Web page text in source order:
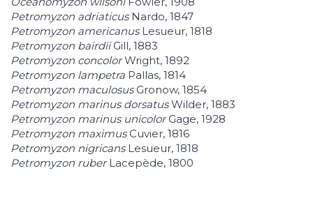
Petromyzon adriaticusNardo, 1847
Petromyzon americanusLesueur, 1818
Petromyzon bairdiiGill, 1883
Petromyzon concolorWright, 1892
Petromyzon lampetra Pallas, 1814
Petromyzon maculosusGronow, 1854
Petromyzon marinus dorsatusWilder, 1883
Petromyzon marinus unicolorGage, 1928
Petromyzon maximusCuvier, 1816
Petromyzon nigricansLesueur, 1818
Petromyzon ruberLacepède, 1800